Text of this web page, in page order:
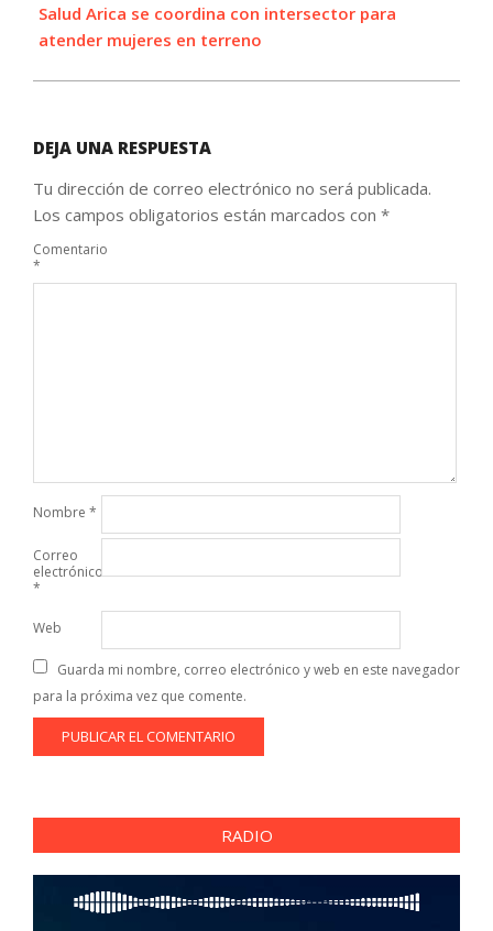
Salud Arica se coordina con intersector para
atender mujeres en terreno
DEJA UNA RESPUESTA
Tu dirección de correo electrónico no será publicada.
Los campos obligatorios están marcados con *
Comentario
*
Nombre *
Correo
electrónico
*
Web
Guarda mi nombre, correo electrónico y web en este navegador
para la próxima vez que comente.
RADIO